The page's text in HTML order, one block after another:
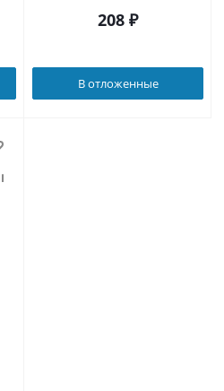
208 ₽
В отложенные